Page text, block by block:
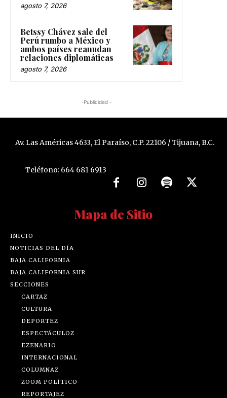
agosto 7, 2026
Betssy Chávez sale del
Perú rumbo a México y
ambos países reanudan
relaciones diplomáticas
agosto 7, 2026
-Publicidad -
Av. Las Américas 4633, El Paraíso, C.P. 22106 / Tijuana, B.C.
Teléfono: 664 681 6913
Mapa de Sitio
INICIO
NOTICIAS DEL DÍA
BAJA CALIFORNIA
BAJA CALIFORNIA SUR
SECCIONES
CARTAZ
CULTURA
DEPORTEZ
ESPECTÁCULOZ
EZENARIO
INTERNACIONAL
COLUMNAZ
ZOOM POLÍTICO
REPORTAJEZ